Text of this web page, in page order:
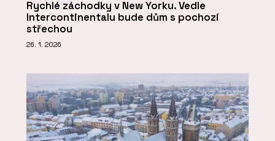
Rychlé záchodky v New Yorku. Vedle
Intercontinentalu bude dům s pochozí
střechou
26. 1. 2026